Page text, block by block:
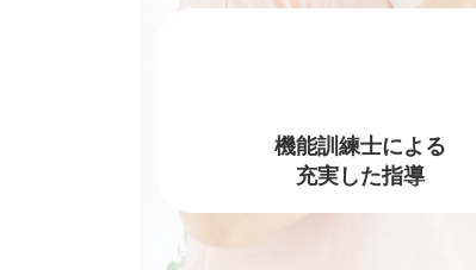
機能訓練士による
充実した指導